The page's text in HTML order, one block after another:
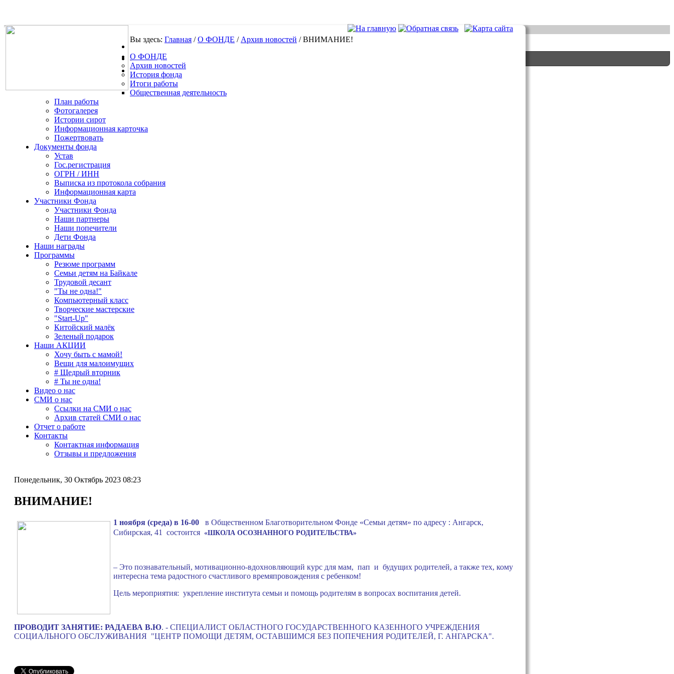
.
Вы здесь: Главная /О ФОНДЕ / Архив новостей /ВНИМАНИЕ!
О ФОНДЕ
Архив новостей
История фонда
Итоги работы
Общественная деятельность
План работы
Фотогалерея
Истории сирот
Информационная карточка
Пожертвовать
Документы фонда
Устав
Гос.регистрация
ОГРН / ИНН
Выписка из протокола собрания
Информационная карта
Участники Фонда
Участники Фонда
Наши партнеры
Наши попечители
Дети Фонда
Наши награды
Программы
Резюме программ
Семьи детям на Байкале
Трудовой десант
"Ты не одна!"
Компьютерный класс
Творческие мастерские
"Start-Up"
Китойский малёк
Зеленый подарок
Наши АКЦИИ
Хочу быть с мамой!
Вещи для малоимущих
# Щедрый вторник
# Ты не одна!
Видео о нас
СМИ о нас
Ссылки на СМИ о нас
Архив статей СМИ о нас
Отчет о работе
Контакты
Контактная информация
Отзывы и предложения
Понедельник, 30 Октябрь 2023 08:23
ВНИМАНИЕ!
1 ноября (среда) в 16-00 в Общественном Благотворительном Фонде «Семьи детям» по адресу : Ангарск,
Сибирская, 41 состоится «ШКОЛА ОСОЗНАННОГО РОДИТЕЛЬСТВА»
– Это познавательный, мотивационно-вдохновляющий курс для мам, пап и будущих родителей, а также тех, кому
интересна тема радостного счастливого времяпровождения с ребенком!
Цель мероприятия: укрепление института семьи и помощь родителям в вопросах воспитания детей.
ПРОВОДИТ ЗАНЯТИЕ: РАДАЕВА В.Ю. - СПЕЦИАЛИСТ ОБЛАСТНОГО ГОСУДАРСТВЕННОГО КАЗЕННОГО УЧРЕЖДЕНИЯ
СОЦИАЛЬНОГО ОБСЛУЖИВАНИЯ "ЦЕНТР ПОМОЩИ ДЕТЯМ, ОСТАВШИМСЯ БЕЗ ПОПЕЧЕНИЯ РОДИТЕЛЕЙ, Г. АНГАРСКА".